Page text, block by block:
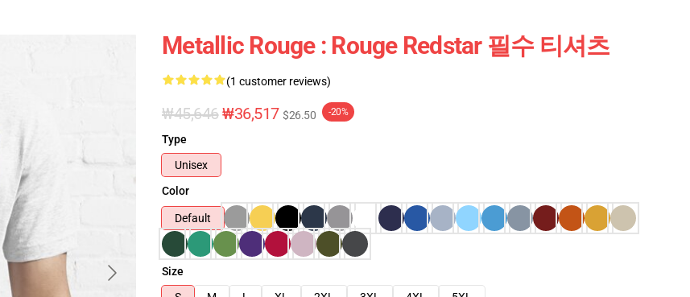
Metallic Rouge : Rouge Redstar 필수 티셔츠
(1 customer reviews)
₩45,646₩36,517 $26.50 -20%
Type
Unisex
Color
Default
Size